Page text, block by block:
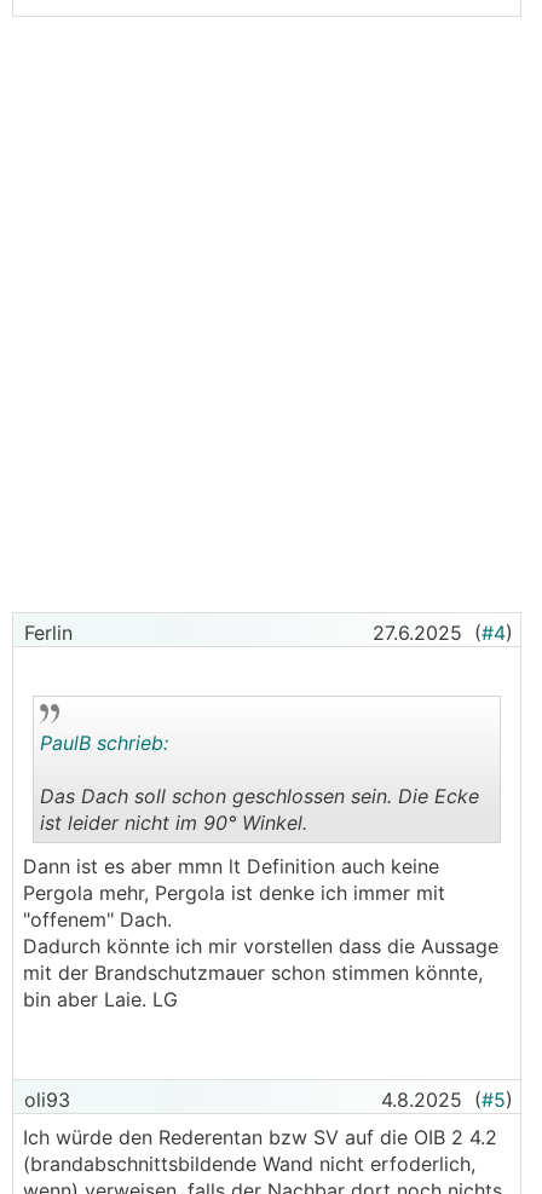
Ferlin 27.6.2025 (#4)
..
PaulB schrieb:
Das Dach soll schon geschlossen sein. Die Ecke
ist leider nicht im 90° Winkel.
Dann ist es aber mmn lt Definition auch keine
Pergola mehr, Pergola ist denke ich immer mit
"offenem" Dach.
Dadurch könnte ich mir vorstellen dass die Aussage
mit der Brandschutzmauer schon stimmen könnte,
bin aber Laie. LG
oli93 4.8.2025 (#5)
Ich würde den Rederentan bzw SV auf die OIB 2 4.2
(brandabschnittsbildende Wand nicht erfoderlich,